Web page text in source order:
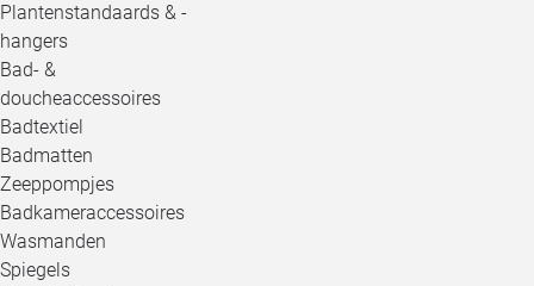
Plantenstandaards & -
hangers
Bad- &
doucheaccessoires
Badtextiel
Badmatten
Zeeppompjes
Badkameraccessoires
Wasmanden
Spiegels